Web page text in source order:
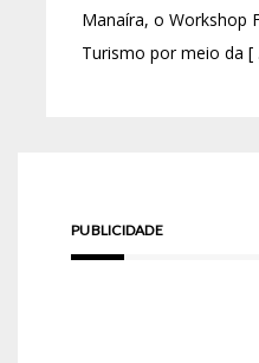
Manaíra, o Workshop
Turismo por meio da
PUBLICIDADE